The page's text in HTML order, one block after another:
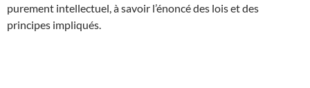
purement intellectuel, à savoir l’énoncé des lois et des
principes impliqués.